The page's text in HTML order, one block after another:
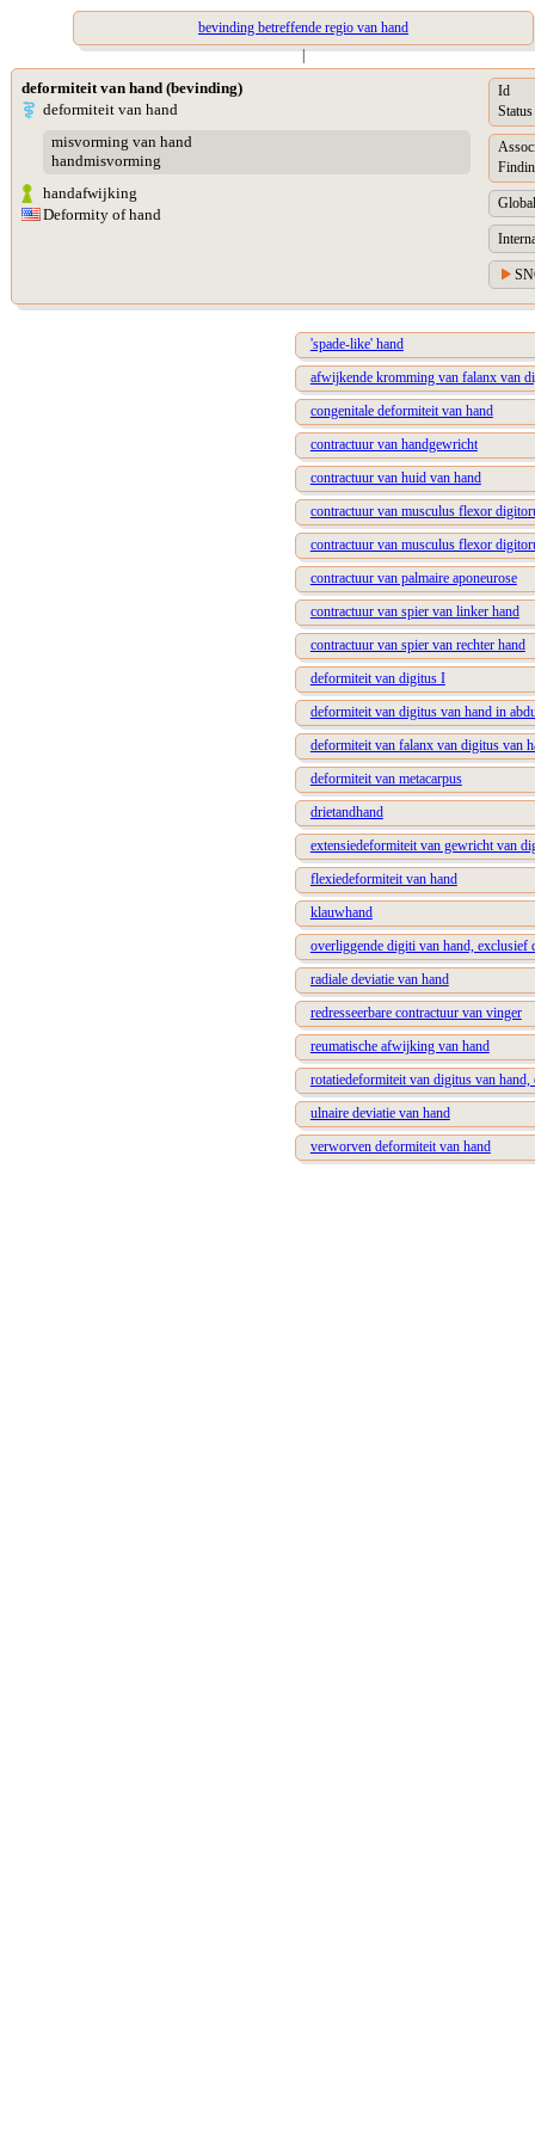
bevinding betreffende regio van hand
|
deformiteit van hand (bevinding)
deformiteit van hand
misvorming van hand
handmisvorming
handafwijking
Deformity of hand
Id
Status
'spade-like' hand
afwijkende kromming van falanx van
congenitale deformiteit van hand
contractuur van handgewricht
contractuur van huid van hand
contractuur van musculus flexor
contractuur van musculus flexor
contractuur van palmaire aponeurose
contractuur van spier van linker hand
contractuur van spier van rechter hand
deformiteit van digitus I
deformiteit van digitus van hand in
deformiteit van falanx van digitus van
deformiteit van metacarpus
drietandhand
extensiedeformiteit van gewricht van
flexiedeformiteit van hand
klauwhand
overliggende digiti van hand, exclusief
radiale deviatie van hand
redresseerbare contractuur van vinger
reumatische afwijking van hand
rotatiedeformiteit van digitus van
ulnaire deviatie van hand
verworven deformiteit van hand